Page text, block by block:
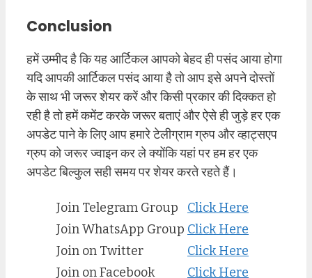
Conclusion
हमें उम्मीद है कि यह आर्टिकल आपको बेहद ही पसंद आया होगा
यदि आपकी आर्टिकल पसंद आया है तो आप इसे अपने दोस्तों
के साथ भी जरूर शेयर करें और किसी प्रकार की दिक्कत हो
रही है तो हमें कमेंट करके जरूर बताएं और ऐसे ही जुड़े हर एक
अपडेट पाने के लिए आप हमारे टेलीग्राम ग्रुप और व्हाट्सएप
ग्रुप को जरूर ज्वाइन कर ले क्योंकि यहां पर हम हर एक
अपडेट बिल्कुल सही समय पर शेयर करते रहते हैं।
Join Telegram Group
Click Here
Join WhatsApp Group Click Here
Join on Twitter
Click Here
Join on Facebook
Click Here